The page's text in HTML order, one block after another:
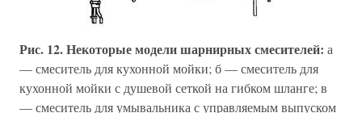
Рис. 12. Некоторые модели шарнирных смесителей: а
— смеситель для кухонной мойки; б — смеситель для
кухонной мойки с душевой сеткой на гибком шланге; в
— смеситель для умывальника с управляемым выпуском